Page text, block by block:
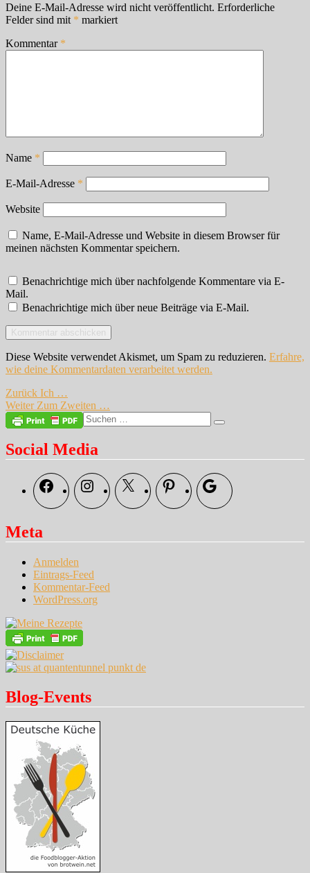
Deine E-Mail-Adresse wird nicht veröffentlicht. Erforderliche
Felder sind mit * markiert
Kommentar *
Name *
E-Mail-Adresse *
Website
Name, E-Mail-Adresse und Website in diesem Browser für
meinen nächsten Kommentar speichern.
Benachrichtige mich über nachfolgende Kommentare via E-
Mail.
Benachrichtige mich über neue Beiträge via E-Mail.
Diese Website verwendet Akismet, um Spam zu reduzieren. Erfahre,
wie deine Kommentardaten verarbeitet werden.
Beitragsnavigation
Zurück Vorheriger
Beitrag:
Ich …
Weiter Nächster
Beitrag:
Zum Zweiten …
Suche
nach:
Suchen
Social Media
FacebookInstagramX Pinterest Google
Meta
Anmelden
Eintrags-Feed
Kommentar-Feed
WordPress.org
Blog-Events